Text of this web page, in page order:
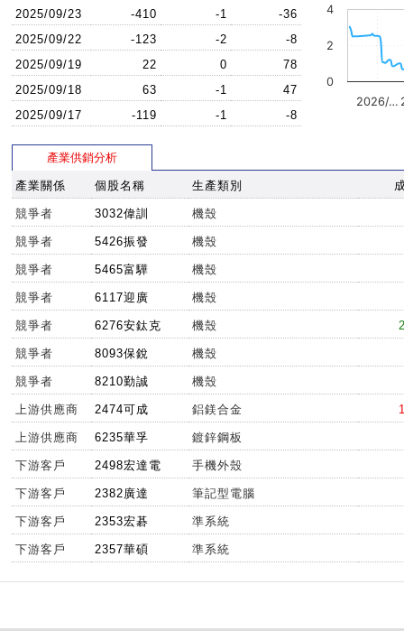
2025/09/23
-410 -1
-36
2025/09/22
-123 -2
-8
2025/09/19
22 0
78
2025/09/18
63 -1
47
2025/09/17
-119 -1 -8
2026/…
0
2
4
產業供銷分析
產業關係 個股名稱 生產類別
競爭者 3032偉訓 機殼
競爭者 5426振發 機殼
競爭者 5465富驊 機殼
競爭者 6117迎廣 機殼
競爭者 6276安鈦克 機殼
競爭者 8093保銳 機殼
競爭者 8210勤誠 機殼
上游供應商 2474可成 鋁鎂合金
上游供應商 6235華孚 鍍鋅鋼板
下游客戶 2498宏達電 手機外殼
下游客戶 2382廣達 筆記型電腦
下游客戶 2353宏碁 準系統
下游客戶 2357華碩 準系統